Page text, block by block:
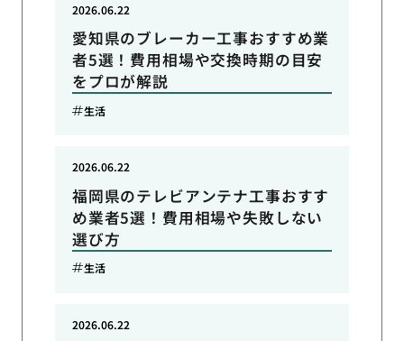
愛知県のブレーカー工事おすすめ業
者5選！費用相場や交換時期の目安
をプロが解説
2026.06.22
生活
福岡県のテレビアンテナ工事おすす
め業者5選！費用相場や失敗しない
選び方
2026.06.22
生活
2026.06.22